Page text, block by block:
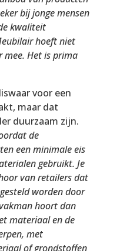
bij jonge mensen
kwaliteit
hoeft niet
Het is prima
voor een
maar dat
duurzaam zijn.
de
een minimale eis
gebruikt. Je
van retailers dat
worden door
hoort dan
materiaal en de
met
of grondstoffen